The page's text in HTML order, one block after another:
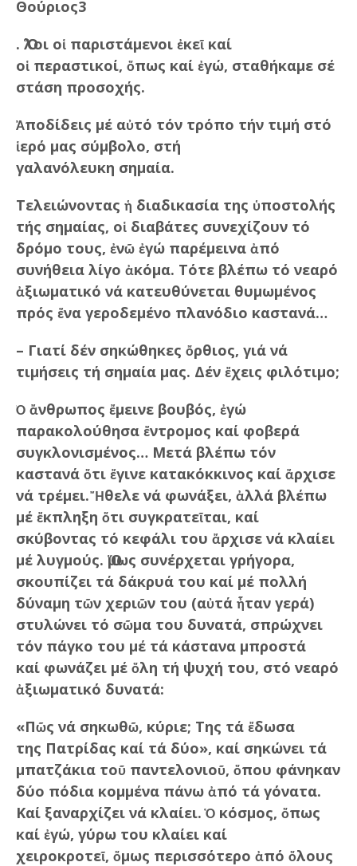
Θούριος3
. Ὅλοι οἱ παριστάμενοι ἐκεῖ καί
οἱ περαστικοί, ὅπως καί ἐγώ, σταθήκαμε σέ
στάση προσοχής.
Ἀποδίδεις μέ αὐτό τόν τρόπο τήν τιμή στό
ἱερό μας σύμβολο, στή
γαλανόλευκη σημαία.
Τελειώνοντας ἡ διαδικασία της ὑποστολής
τής σημαίας, οἱ διαβάτες συνεχίζουν τό
δρόμο τους, ἐνῶ ἐγώ παρέμεινα ἀπό
συνήθεια λίγο ἀκόμα. Τότε βλέπω τό νεαρό
ἀξιωματικό νά κατευθύνεται θυμωμένος
πρός ἕνα γεροδεμένο πλανόδιο καστανά…
– Γιατί δέν σηκώθηκες ὄρθιος, γιά νά
τιμήσεις τή σημαία μας. Δέν ἔχεις φιλότιμο;
Ὁ ἄνθρωπος ἔμεινε βουβός, ἐγώ
παρακολούθησα ἔντρομος καί φοβερά
συγκλονισμένος… Μετά βλέπω τόν
καστανά ὅτι ἔγινε κατακόκκινος καί ἄρχισε
νά τρέμει. Ἤθελε νά φωνάξει, ἀλλά βλέπω
μέ ἔκπληξη ὅτι συγκρατεῖται, καί
σκύβοντας τό κεφάλι του ἄρχισε νά κλαίει
μέ λυγμούς. Ὅμως συνέρχεται γρήγορα,
σκουπίζει τά δάκρυά του καί μέ πολλή
δύναμη τῶν χεριῶν του (αὐτά ἦταν γερά)
στυλώνει τό σῶμα του δυνατά, σπρώχνει
τόν πάγκο του μέ τά κάστανα μπροστά
καί φωνάζει μέ ὅλη τή ψυχή του, στό νεαρό
ἀξιωματικό δυνατά:
«Πῶς νά σηκωθῶ, κύριε; Της τά ἔδωσα
της Πατρίδας καί τά δύο», καί σηκώνει τά
μπατζάκια τοῦ παντελονιοῦ, ὅπου φάνηκαν
δύο πόδια κομμένα πάνω ἀπό τά γόνατα.
Καί ξαναρχίζει νά κλαίει. Ὁ κόσμος, ὅπως
καί ἐγώ, γύρω του κλαίει καί
χειροκροτεῖ, ὅμως περισσότερο ἀπό ὅλους